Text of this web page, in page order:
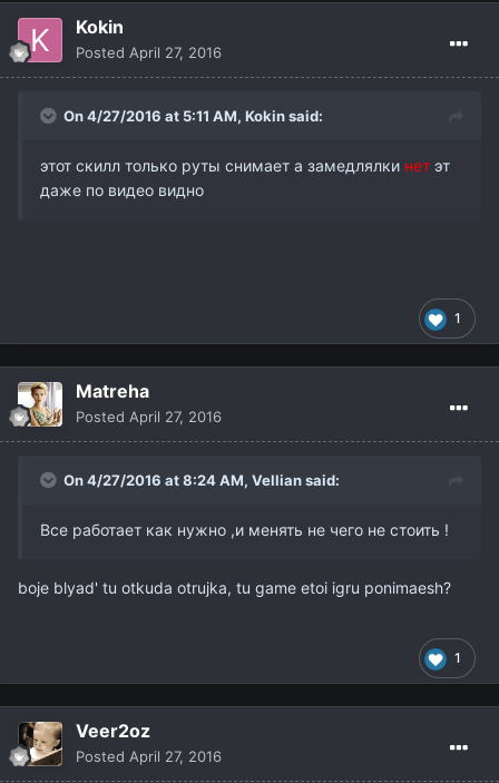
Kokin
Posted April 27, 2016
On 4/27/2016 at 5:11 AM, Kokinsaid:
этот скилл только руты снимает а замедлялки нет эт
даже по видео видно
1
Matreha
Posted April 27, 2016
On 4/27/2016 at 8:24 AM, Velliansaid:
Все работает как нужно ,и менять не чего не стоить !
boje blyad' tu otkuda otrujka, tu game etoi igru ponimaesh?
1
Veer2oz
Posted April 27, 2016